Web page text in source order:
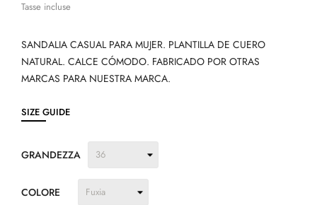
Tasse incluse
SANDALIA CASUAL PARA MUJER. PLANTILLA DE CUERO
NATURAL. CALCE CÓMODO. FABRICADO POR OTRAS
MARCAS PARA NUESTRA MARCA.
SIZE GUIDE
GRANDEZZA
COLORE